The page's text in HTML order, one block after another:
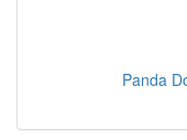
Panda